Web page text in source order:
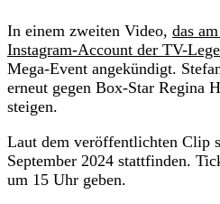
In einem zweiten Video, das
Instagram-Account der TV-
Mega-Event angekündigt.
erneut gegen Box-Star Regina
steigen.
Laut dem veröffentlichten Clip
September 2024 stattfinden.
um 15 Uhr geben.